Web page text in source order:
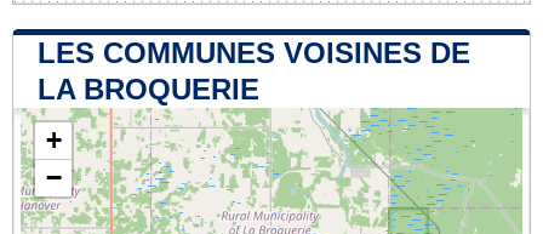
LES COMMUNES VOISINES DE
LA BROQUERIE
+
−